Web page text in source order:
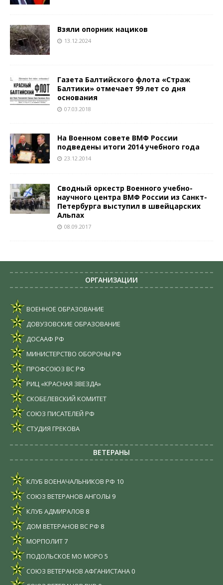
Взяли опорник нациков
13.12.2024
Газета Балтийского флота «Страж
Балтики» отмечает 99 лет со дня
основания
07.03.2018
На Военном совете ВМФ России
подведены итоги 2014 учебного года
23.12.2014
Сводный оркестр Военного учебно-
научного центра ВМФ России из Санкт-
Петербурга выступил в швейцарских
Альпах
08.09.2017
ОРГАНИЗАЦИИ
ВОЕННОЕ ОБРАЗОВАНИЕ
ДОВУЗОВСКИЕ ОБРАЗОВАНИЕ
ДОСААФ РФ
МИНИСТЕРСТВО ОБОРОНЫ РФ
ПРОФСОЮЗ ВС РФ
РИЦ «КРАСНАЯ ЗВЕЗДА»
СКОБЕЛЕВСКИЙ КОМИТЕТ
СОЮЗ ПИСАТЕЛЕЙ РФ
СТУДИЯ ГРЕКОВА
ВЕТЕРАНЫ
КЛУБ ВОЕНАЧАЛЬНИКОВ РФ 10
СОЮЗ ВЕТЕРАНОВ АНГОЛЫ 9
КЛУБ АДМИРАЛОВ 8
ДОМ ВЕТЕРАНОВ ВС РФ 8
МОРПОЛИТ7
ПОДОЛЬСКОЕ МО МОРО 5
СОЮЗ ВЕТЕРАНОВ АФГАНИСТАНА 0